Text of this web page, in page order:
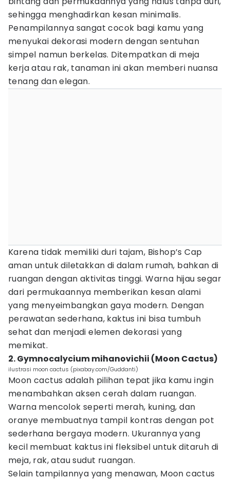
sehingga menghadirkan kesan minimalis.
Penampilannya sangat cocok bagi kamu yang
menyukai dekorasi modern dengan sentuhan
simpel namun berkelas. Ditempatkan di meja
kerja atau rak, tanaman ini akan memberi nuansa
tenang dan elegan.
Karena tidak memiliki duri tajam, Bishop’s Cap
aman untuk diletakkan di dalam rumah, bahkan di
ruangan dengan aktivitas tinggi. Warna hijau segar
dari permukaannya memberikan kesan alami
yang menyeimbangkan gaya modern. Dengan
perawatan sederhana, kaktus ini bisa tumbuh
sehat dan menjadi elemen dekorasi yang
memikat.
2. Gymnocalycium mihanovichii (Moon Cactus)
ilustrasi moon cactus (pixabay.com/Guddanti)
Moon cactus adalah pilihan tepat jika kamu ingin
menambahkan aksen cerah dalam ruangan.
Warna mencolok seperti merah, kuning, dan
oranye membuatnya tampil kontras dengan pot
sederhana bergaya modern. Ukurannya yang
kecil membuat kaktus ini fleksibel untuk ditaruh di
meja, rak, atau sudut ruangan.
Selain tampilannya yang menawan, Moon cactus